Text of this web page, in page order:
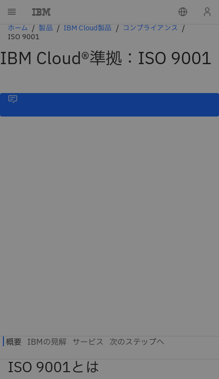
ホーム 製品 IBM Cloud製品
コンプライアンス
ISO 9001
IBM Cloud®準拠：ISO 9001
ISO 9001とは